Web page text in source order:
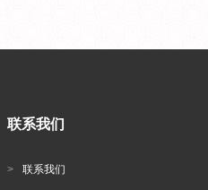
联系我们
> 联系我们